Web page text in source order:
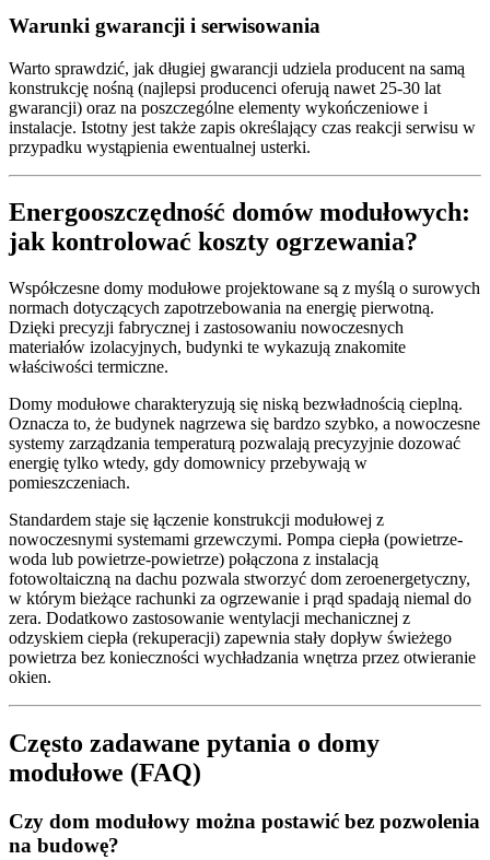
Warunki gwarancji i serwisowania
Warto sprawdzić, jak długiej gwarancji udziela producent na samą
konstrukcję nośną (najlepsi producenci oferują nawet 25-30 lat
gwarancji) oraz na poszczególne elementy wykończeniowe i
instalacje. Istotny jest także zapis określający czas reakcji serwisu w
przypadku wystąpienia ewentualnej usterki.
Energooszczędność domów modułowych:
jak kontrolować koszty ogrzewania?
Współczesne domy modułowe projektowane są z myślą o surowych
normach dotyczących zapotrzebowania na energię pierwotną.
Dzięki precyzji fabrycznej i zastosowaniu nowoczesnych
materiałów izolacyjnych, budynki te wykazują znakomite
właściwości termiczne.
Domy modułowe charakteryzują się niską bezwładnością cieplną.
Oznacza to, że budynek nagrzewa się bardzo szybko, a nowoczesne
systemy zarządzania temperaturą pozwalają precyzyjnie dozować
energię tylko wtedy, gdy domownicy przebywają w
pomieszczeniach.
Standardem staje się łączenie konstrukcji modułowej z
nowoczesnymi systemami grzewczymi. Pompa ciepła (powietrze-
woda lub powietrze-powietrze) połączona z instalacją
fotowoltaiczną na dachu pozwala stworzyć dom zeroenergetyczny,
w którym bieżące rachunki za ogrzewanie i prąd spadają niemal do
zera. Dodatkowo zastosowanie wentylacji mechanicznej z
odzyskiem ciepła (rekuperacji) zapewnia stały dopływ świeżego
powietrza bez konieczności wychładzania wnętrza przez otwieranie
okien.
Często zadawane pytania o domy
modułowe (FAQ)
Czy dom modułowy można postawić bez pozwolenia
na budowę?